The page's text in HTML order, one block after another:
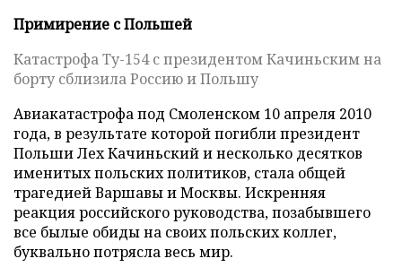
Примирение с Польшей
Катастрофа Ту-154 с президентом Качиньским на
борту сблизила Россию и Польшу
Авиакатастрофа под Смоленском 10 апреля 2010
года, в результате которой погибли президент
Польши Лех Качиньский и несколько десятков
именитых польских политиков, стала общей
трагедией Варшавы и Москвы. Искренняя
реакция российского руководства, позабывшего
все былые обиды на своих польских коллег,
буквально потрясла весь мир.